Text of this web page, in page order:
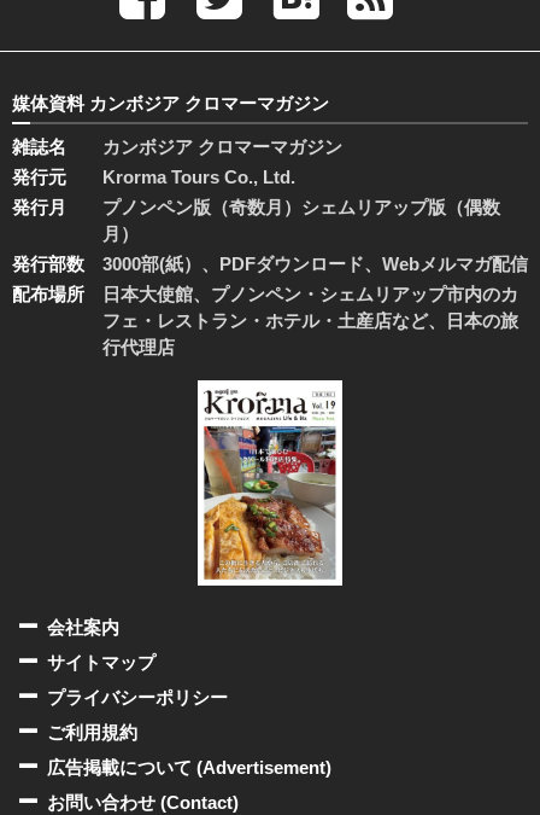
媒体資料 カンボジア クロマーマガジン
雑誌名
カンボジア クロマーマガジン
発行元
Krorma Tours Co., Ltd.
発行月
プノンペン版（奇数月）シェムリアップ版（偶数
月）
発行部数
3000部(紙）、PDFダウンロード、Webメルマガ配信
配布場所
日本大使館、プノンペン・シェムリアップ市内のカ
フェ・レストラン・ホテル・土産店など、日本の旅
行代理店
会社案内
サイトマップ
プライバシーポリシー
ご利用規約
広告掲載について (Advertisement)
お問い合わせ (Contact)